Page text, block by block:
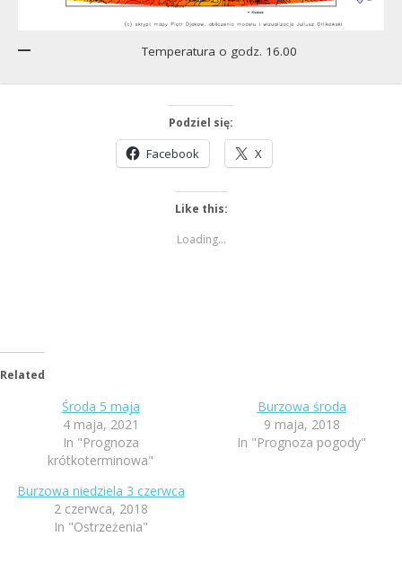
Temperatura o godz. 16.00
Podziel się:
Facebook X
Like this:
Loading...
Related
Środa 5 maja
4 maja, 2021
In "Prognoza
krótkoterminowa"
Burzowa środa
9 maja, 2018
In "Prognoza pogody"
Burzowa niedziela 3 czerwca
2 czerwca, 2018
In "Ostrzeżenia"